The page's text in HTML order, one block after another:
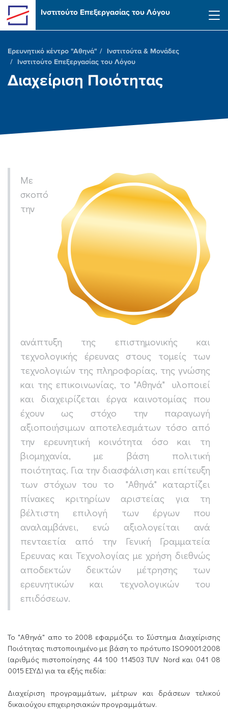
Skip to main content
Ινστιτούτο Επεξεργασίας του Λόγου
Ερευνητικό κέντρο "Αθηνά"
Ινστιτούτα & Μονάδες
Ινστιτούτο Επεξεργασίας του Λόγου
Διαχείριση Ποιότητας
Με
σκοπό
την
ανάπτυξη της επιστημονικής και
τεχνολογικής έρευνας στους τομείς των
τεχνολογιών της πληροφορίας, της γνώσης
και της επικοινωνίας, το "Αθηνά" υλοποιεί
και διαχειρίζεται έργα καινοτομίας που
έχουν ως στόχο την παραγωγή
αξιοποιήσιμων αποτελεσμάτων τόσο από
την ερευνητική κοινότητα όσο και τη
βιομηχανία, με βάση πολιτική
ποιότητας. Για την διασφάλιση και επίτευξη
των στόχων του το "Αθηνά" καταρτίζει
πίνακες κριτηρίων αριστείας για τη
βέλτιστη επιλογή των έργων που
αναλαμβάνει, ενώ αξιολογείται ανά
πενταετία από την Γενική Γραμματεία
Ερευνας και Τεχνολογίας με χρήση διεθνώς
αποδεκτών δεικτών μέτρησης των
ερευνητικών και τεχνολογικών του
επιδόσεων.
Το "Αθηνά" απο το 2008 εφαρμόζει το Σύστημα Διαχείρισης
Ποιότητας πιστοποιημένο με βάση το πρότυπο ISO9001:2008
(αριθμός πιστοποίησης 44 100 114503 TUV Nord και 041 08
0015 ΕΣΥΔ) για τα εξής πεδία:
Διαχείριση προγραμμάτων, μέτρων και δράσεων τελικού
δικαιούχου επιχειρησιακών προγραμμάτων.